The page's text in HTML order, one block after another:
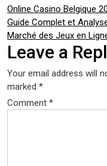
Post
navigation
Online Casino Belgique
Guide Complet et
Marché des Jeux en
Leave a
Your email address will
marked *
Comment *